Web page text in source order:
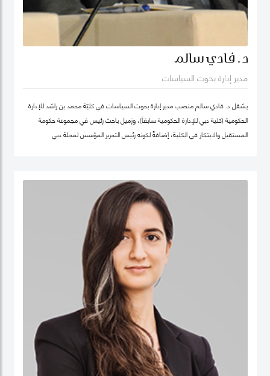
د. فادي سالم
مدير إدارة بحوث السياسات
يشغل د. فادي سالم منصب مدير إدارة بحوث السياسات في كليّة محمد بن راشد للإدارة
الحكومية (كلية دبي للإدارة الحكومية سابقاً)، وزميل باحث رئيس في مجموعة حكومة
المستقبل والابتكار في الكلية، إضافةً لكونه رئيس التحرير المؤسس لمجلة دبي
كليّة "لي كوان يو" للسياسة العامّة، جامعة سنغافورة الوطنية. حصل فادي على شهادة
الدكتوراه في السياسات العامة في تخصص الحوكمة الرقمية من جامعة أكسفورد العريقة
وشهادة الماجيستير في إدارة أنظمة المعلومات من كلية لندن للعلوم الاقتصادية
والسياسية، إضافة لشهادة البكالوريوس في هندسة الكمبيوتر من جامعة حلب. يعتبر د.
فادي سالم أحد أهم المفكرين والمتخصصين عالمياً في مجالات الحكومة الرقمية
ومستقبل العمل الحكومي وسياسات البيانات، حيث تشمل مجالات تخصّصه الحوكمة
الرقمية والسياسات التكنولوجية وإدارة منظومة البيانات الحكومية وحوكمة الذكاء
الاصطناعي، حيث يعتبر على مدى العقدين السابقين أحد أهم الباحثين تأثيراً في هذه
المجالات عالمياً، وقد اختير كواحد من أهم 100 شخصية مؤثرة في مجال الحكومة الرقمية
عالمياً (Apolitical). وهو عضو في عديد من مجالس الإدارة والأمناء في هذه المجالات مثل
المجلس الاستشاري لأخلاقيات الذكاء الاصطناعي لـهيئة دبي الرقمية وعضو مجموعة
عمل خبراء حوكمة آثار الذكاء الاصطناعي التابع لمنظمة ISO، وعضو المجلس العالمي
لأهداف التنمية المستدامة التابع للقمة العالمية للحكومات، وعضو مجلس أمناء جمعية
الحكومة الرقمية، الجمعية الرائدة عالمياً في مجال البحث العلمي في مجالات الحوكمة